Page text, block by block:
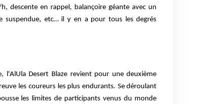
descente en rappel, balançoire géante avec un
suspendue, etc… il y en a pour tous les degrés
l'AlUla Desert Blaze revient pour une deuxième
les coureurs les plus endurants. Se déroulant
les limites de participants venus du monde